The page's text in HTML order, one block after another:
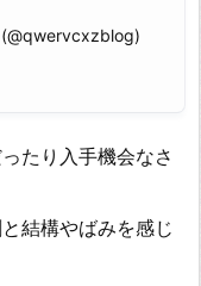
たり入手機会なさ
結構やばみを感じ